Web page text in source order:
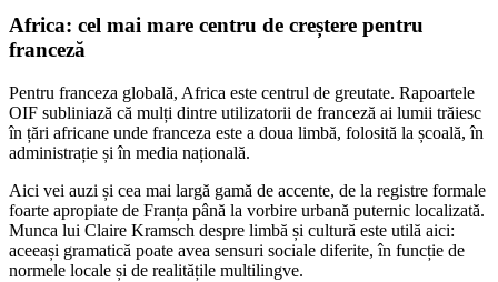
Africa: cel mai mare centru de creștere pentru
franceză
Pentru franceza globală, Africa este centrul de greutate. Rapoartele
OIF subliniază că mulți dintre utilizatorii de franceză ai lumii trăiesc
în țări africane unde franceza este a doua limbă, folosită la școală, în
administrație și în media națională.
Aici vei auzi și cea mai largă gamă de accente, de la registre formale
foarte apropiate de Franța până la vorbire urbană puternic localizată.
Munca lui Claire Kramsch despre limbă și cultură este utilă aici:
aceeași gramatică poate avea sensuri sociale diferite, în funcție de
normele locale și de realitățile multilingve.